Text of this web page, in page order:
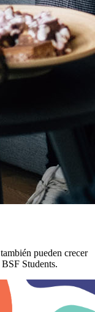
pueden crecer
Students.